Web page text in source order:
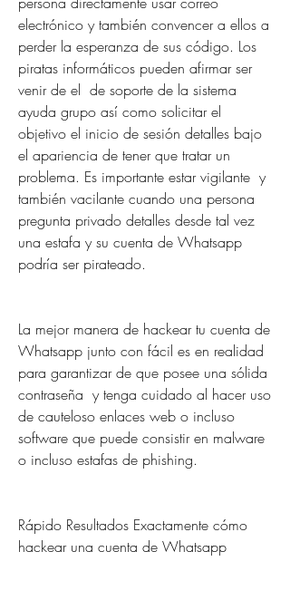
electrónico y también convencer a ellos a
perder la esperanza de sus código. Los
piratas informáticos pueden afirmar ser
venir de el  de soporte de la sistema
ayuda grupo así como solicitar el
objetivo el inicio de sesión detalles bajo
el apariencia de tener que tratar un
problema. Es importante estar vigilante  y
también vacilante cuando una persona
pregunta privado detalles desde tal vez
una estafa y su cuenta de Whatsapp
podría ser pirateado.
La mejor manera de hackear tu cuenta de
Whatsapp junto con fácil es en realidad
para garantizar de que posee una sólida
contraseña  y tenga cuidado al hacer uso
de cauteloso enlaces web o incluso
software que puede consistir en malware
o incluso estafas de phishing.
Rápido Resultados Exactamente cómo
hackear una cuenta de Whatsapp